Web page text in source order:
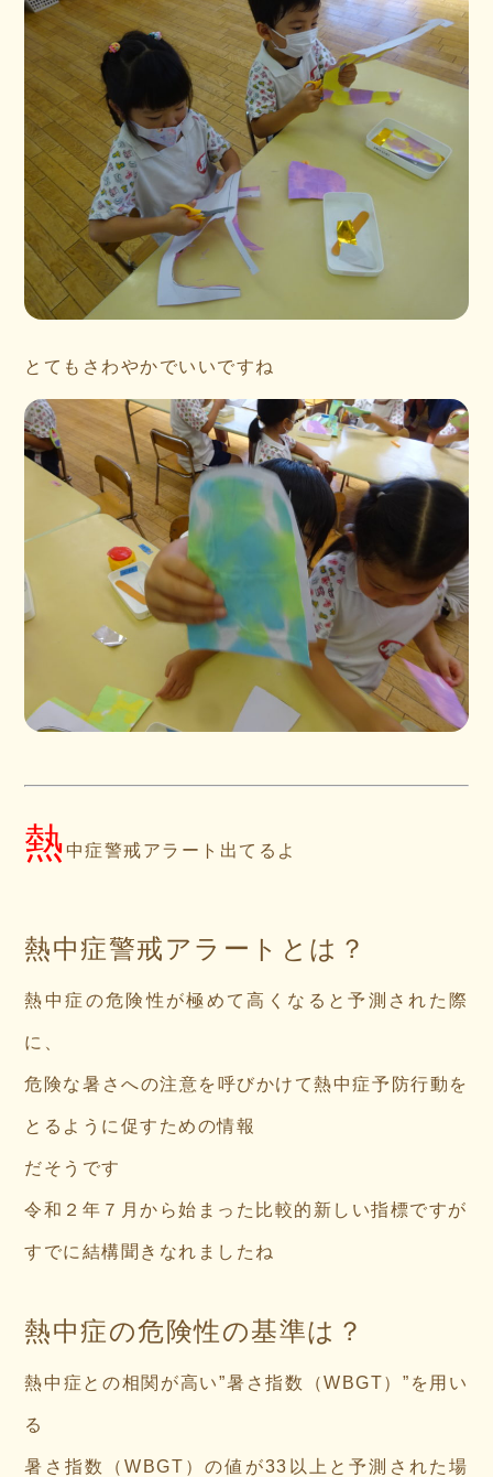
とてもさわやかでいいですね
熱 中症警戒アラート出てるよ
熱中症警戒アラートとは？
熱中症の危険性が極めて高くなると予測された際
に、
危険な暑さへの注意を呼びかけて熱中症予防行動を
とるように促すための情報
だそうです
令和２年７月から始まった比較的新しい指標ですが
すでに結構聞きなれましたね
熱中症の危険性の基準は？
熱中症との相関が高い”暑さ指数（WBGT）”を用い
る
暑さ指数（WBGT）の値が33以上と予測された場